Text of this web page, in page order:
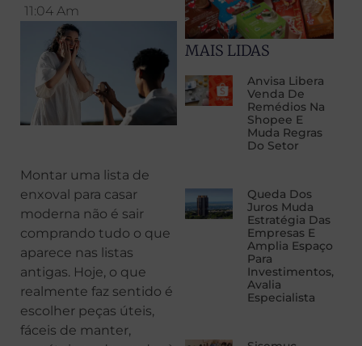
11:04 Am
Montar uma lista de
enxoval para casar
moderna não é sair
comprando tudo o que
aparece nas listas
antigas. Hoje, o que
realmente faz sentido é
escolher peças úteis,
fáceis de manter,
MAIS LIDAS
Anvisa Libera
Venda De
Remédios Na
Shopee E
Muda Regras
Do Setor
Queda Dos
Juros Muda
Estratégia Das
Empresas E
Amplia Espaço
Para
Investimentos,
Avalia
Especialista